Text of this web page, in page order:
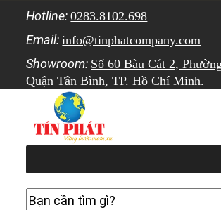
Hotline: 0283.8102.698
Email: info@tinphatcompany.com
Showroom: Số 60 Bàu Cát 2,
Quận Tân Bình, TP. Hồ Chí Minh.